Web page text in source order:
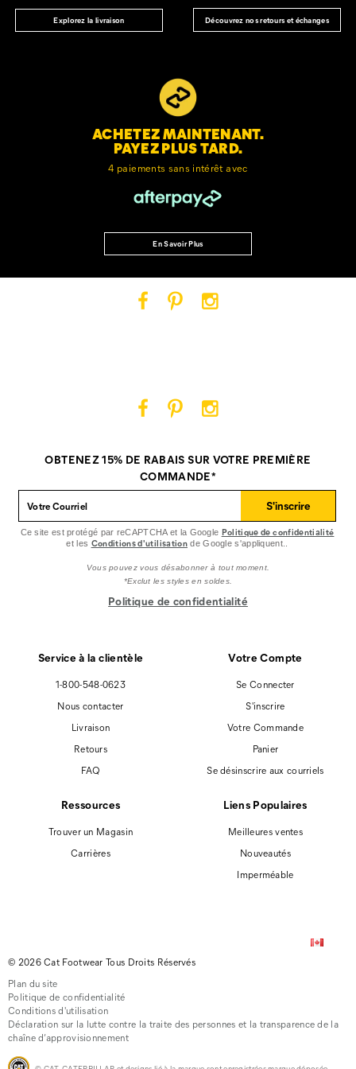
Explorez la livraison Découvrez nos retours et échanges
ACHETEZ MAINTENANT.
PAYEZ PLUS TARD.
4 paiements sans intérêt avec
En Savoir Plus
Service à la clientèle
1-800-548-0623
Nous contacter
Livraison
Retours
FAQ
Votre Compte
Se Connecter
S'inscrire
Votre Commande
Panier
Se désinscrire aux courriels
Ressources
Trouver un Magasin
Carrières
Liens Populaires
Meilleures ventes
Nouveautés
Imperméable
sur
Facebook
sur
Pinterest
sur
Instagram
OBTENEZ 15% DE RABAIS SUR VOTRE PREMIÈRE
COMMANDE*
S'inscrire
Ce site est protégé par reCAPTCHA et la Google Politique de confidentialité
et les Conditions d'utilisation de Google s'appliquent..
Vous pouvez vous désabonner à tout moment.
*Exclut les styles en soldes.
Politique de confidentialité
© 2026 Cat Footwear Tous Droits Réservés
Plan du site
Politique de confidentialité
Conditions d'utilisation
Déclaration sur la lutte contre la traite des personnes et la transparence de la
chaîne d’approvisionnement